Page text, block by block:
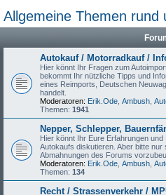
Allgemeine Themen rund
Autokauf / Motorradkauf /
Hier könnt Ihr Fragen zum
bekommt Ihr nützliche Tipps und
eines Reimports, Deutschen
handelt.
Moderatoren: Erik.Ode Ambush
Themen: 1941
Nepper, Schlepper,
Hier könnt Ihr Eure Erfahrungen
Autokaufs diskutieren. Aber bitte
Abmahnungen des Forums
Moderatoren: Erik.Ode Ambush
Themen: 134
Recht / Strassenverkehr /